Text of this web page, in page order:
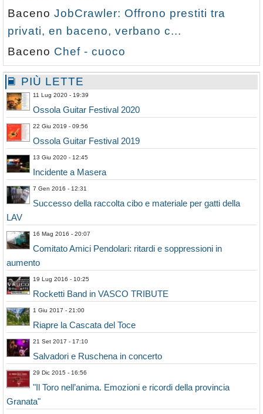
Baceno JobCrawler: Offrono prestiti tra
privati, en baceno, verbano c...
Baceno Chef - cuoco
PIÙ LETTE
11 Lug 2020 - 19:39
Ossola Guitar Festival 2020
22 Giu 2019 - 09:56
Ossola Guitar Festival 2019
13 Giu 2020 - 12:45
Incidente a Masera
7 Gen 2016 - 12:31
Successo della raccolta cibo e materiale per gatti della
LAV
16 Mag 2016 - 20:07
Comitato Amici Pendolari: ritardi e soppressioni in
aumento
19 Lug 2016 - 10:25
Rocketti Band in VASCO TRIBUTE
1 Giu 2017 - 21:00
Riapre la Cascata del Toce
21 Set 2017 - 17:10
Salvadori e Ruschena in concerto
29 Dic 2015 - 16:56
"Il Toro nell’anima. Emozioni e ricordi della provincia
Granata"